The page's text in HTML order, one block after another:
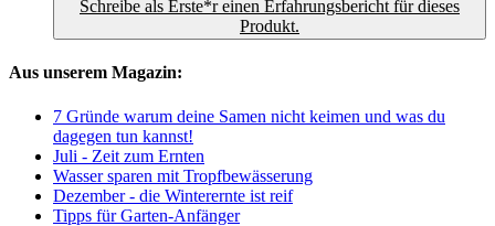
Schreibe als Erste*r einen Erfahrungsbericht für dieses
Produkt.
Aus unserem Magazin:
7 Gründe warum deine Samen nicht keimen und was du
dagegen tun kannst!
Juli - Zeit zum Ernten
Wasser sparen mit Tropfbewässerung
Dezember - die Winterernte ist reif
Tipps für Garten-Anfänger